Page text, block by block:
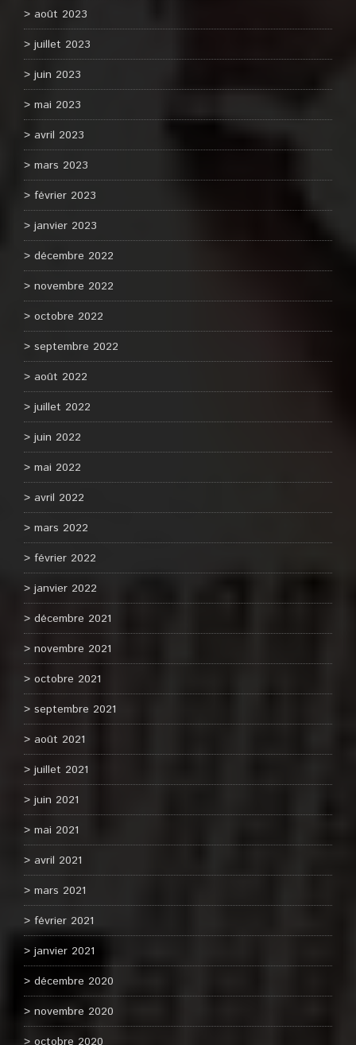
août 2023
juillet 2023
juin 2023
mai 2023
avril 2023
mars 2023
février 2023
janvier 2023
décembre 2022
novembre 2022
octobre 2022
septembre 2022
août 2022
juillet 2022
juin 2022
mai 2022
avril 2022
mars 2022
février 2022
janvier 2022
décembre 2021
novembre 2021
octobre 2021
septembre 2021
août 2021
juillet 2021
juin 2021
mai 2021
avril 2021
mars 2021
février 2021
janvier 2021
décembre 2020
novembre 2020
octobre 2020